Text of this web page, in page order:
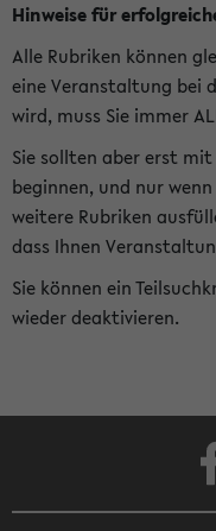
Hinweise für
Alle Rubriken können
eine Veranstaltung bei
wird, muss Sie immer
Sie sollten aber erst
beginnen, und nur
weitere Rubriken
dass Ihnen
Sie können ein
wieder deaktivieren.